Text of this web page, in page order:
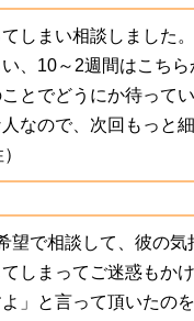
しまい相談しました
、10～2週間はこち
とでどうにか待ってい
なので、次回もっと
で相談して、彼の気
しまってご迷惑もか
」と言って頂いたの